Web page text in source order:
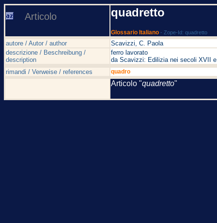
Articolo quadretto
Glossario Italiano - Zope-Id: quadretto
autore / Autor / author
Scavizzi, C. Paola
descrizione / Beschreibung /
description
ferro lavorato
da Scavizzi: Edilizia nei secoli XVII
rimandi / Verweise / references
quadro
Articolo "quadretto"